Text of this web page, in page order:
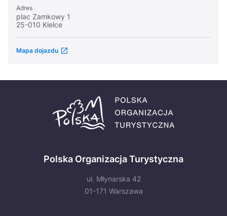
Adres
plac Zamkowy 1
25-010 Kielce
Mapa dojazdu
Polska Organizacja Turystyczna
ul. Młynarska 42
01-171 Warszawa